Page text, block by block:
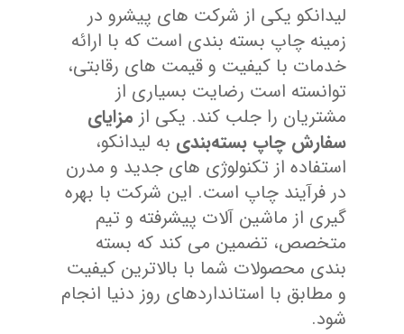
لیدانکو یکی از شرکت ‌های پیشرو در
زمینه چاپ بسته‌ بندی است که با ارائه
خدمات با کیفیت و قیمت ‌های رقابتی،
توانسته است رضایت بسیاری از
مشتریان را جلب کند. یکی از مزایای
سفارش چاپ بسته‌بندی به لیدانکو،
استفاده از تکنولوژی‌ های جدید و مدرن
در فرآیند چاپ است. این شرکت با بهره
‌گیری از ماشین ‌آلات پیشرفته و تیم
متخصص، تضمین می ‌کند که بسته
‌بندی محصولات شما با بالاترین کیفیت
و مطابق با استانداردهای روز دنیا انجام
شود.